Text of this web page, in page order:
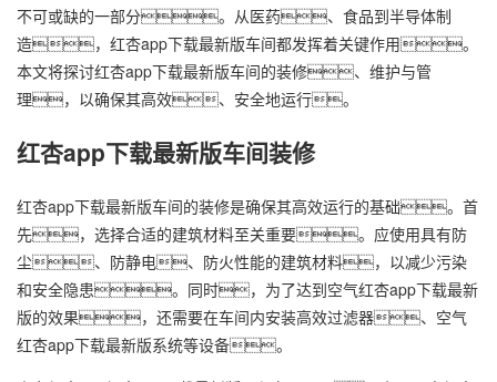
不可或缺的一部分。从医药、食品到半导体制
造，红杏app下载最新版车间都发挥着关键作用。
本文将探讨红杏app下载最新版车间的装修、维护与管
理，以确保其高效、安全地运行。
红杏app下载最新版车间装修
红杏app下载最新版车间的装修是确保其高效运行的基础。首
先，选择合适的建筑材料至关重要。应使用具有防
尘、防静电、防火性能的建筑材料，以减少污染
和安全隐患。同时，为了达到空气红杏app下载最新
版的效果，还需要在车间内安装高效过滤器、空气
红杏app下载最新版系统等设备。